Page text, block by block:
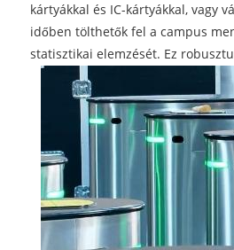
kártyákkal és IC-kártyákkal, vagy
időben tölthetők fel a campus
statisztikai elemzését. Ez